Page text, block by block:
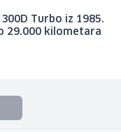
Turbo iz 1985.
29.000 kilometara